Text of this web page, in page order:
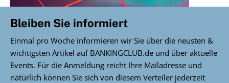
Bleiben Sie informiert
Einmal pro Woche informieren wir Sie über die neusten &
wichtigsten Artikel auf BANKINGCLUB.de und über aktuelle
Events. Für die Anmeldung reicht Ihre Mailadresse und
natürlich können Sie sich von diesem Verteiler jederzeit